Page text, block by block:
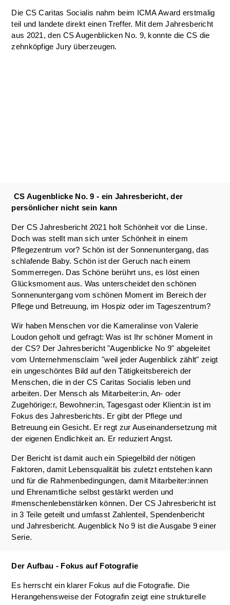
Die CS Caritas Socialis nahm beim ICMA Award erstmalig
teil und landete direkt einen Treffer. Mit dem Jahresbericht
aus 2021, den CS Augenblicken No. 9, konnte die CS die
zehnköpfige Jury überzeugen.
CS Augenblicke No. 9 - ein Jahresbericht, der
persönlicher nicht sein kann
Der CS Jahresbericht 2021 holt Schönheit vor die Linse.
Doch was stellt man sich unter Schönheit in einem
Pflegezentrum vor? Schön ist der Sonnenuntergang, das
schlafende Baby. Schön ist der Geruch nach einem
Sommerregen. Das Schöne berührt uns, es löst einen
Glücksmoment aus. Was unterscheidet den schönen
Sonnenuntergang vom schönen Moment im Bereich der
Pflege und Betreuung, im Hospiz oder im Tageszentrum?
Wir haben Menschen vor die Kameralinse von Valerie
Loudon geholt und gefragt: Was ist Ihr schöner Moment in
der CS? Der Jahresbericht "Augenblicke No 9" abgeleitet
vom Unternehmensclaim "weil jeder Augenblick zählt" zeigt
ein ungeschöntes Bild auf den Tätigkeitsbereich der
Menschen, die in der CS Caritas Socialis leben und
arbeiten. Der Mensch als Mitarbeiter:in, An- oder
Zugehörige:r, Bewohner:in, Tagesgast oder Klient:in ist im
Fokus des Jahresberichts. Er gibt der Pflege und
Betreuung ein Gesicht. Er regt zur Auseinandersetzung mit
der eigenen Endlichkeit an. Er reduziert Angst.
Der Bericht ist damit auch ein Spiegelbild der nötigen
Faktoren, damit Lebensqualität bis zuletzt entstehen kann
und für die Rahmenbedingungen, damit Mitarbeiter:innen
und Ehrenamtliche selbst gestärkt werden und
#menschenlebenstärken können. Der CS Jahresbericht ist
in 3 Teile geteilt und umfasst Zahlenteil, Spendenbericht
und Jahresbericht. Augenblick No 9 ist die Ausgabe 9 einer
Serie.
Der Aufbau - Fokus auf Fotografie
Es herrscht ein klarer Fokus auf die Fotografie. Die
Herangehensweise der Fotografin zeigt eine strukturelle